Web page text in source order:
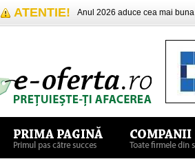
ATENTIE! Anul 2026 aduce cea mai buna